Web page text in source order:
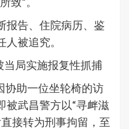
报告、住院病历、鉴
被追究。
当局实施报复性抓捕
协助一位坐轮椅的访
被武昌警方以“寻衅滋
接转为刑事拘留，至